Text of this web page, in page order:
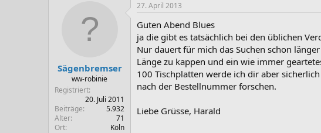
Sägenbremser
ww-robinie
Registriert
20. Juli 2011
Beiträge
5.932
Alter
71
Ort
Köln
27. April 2013
Guten Abend Blues
ja die gibt es tatsächlich bei den üblichen
Nur dauert für mich das Suchen schon
Länge zu kappen und ein wie immer
100 Tischplatten werde ich dir aber
nach der Bestellnummer forschen.
Liebe Grüsse, Harald